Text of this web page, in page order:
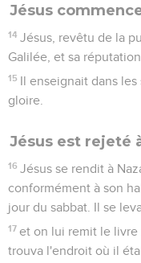
Jésus
14 Jésus, revêtu de la
Galilée, et sa
15 Il enseignait dans
gloire.
Jésus est rejeté
16 Jésus se rendit à
conformément à son
jour du sabbat. Il se
17 et on lui remit le livre
trouva l'endroit où il